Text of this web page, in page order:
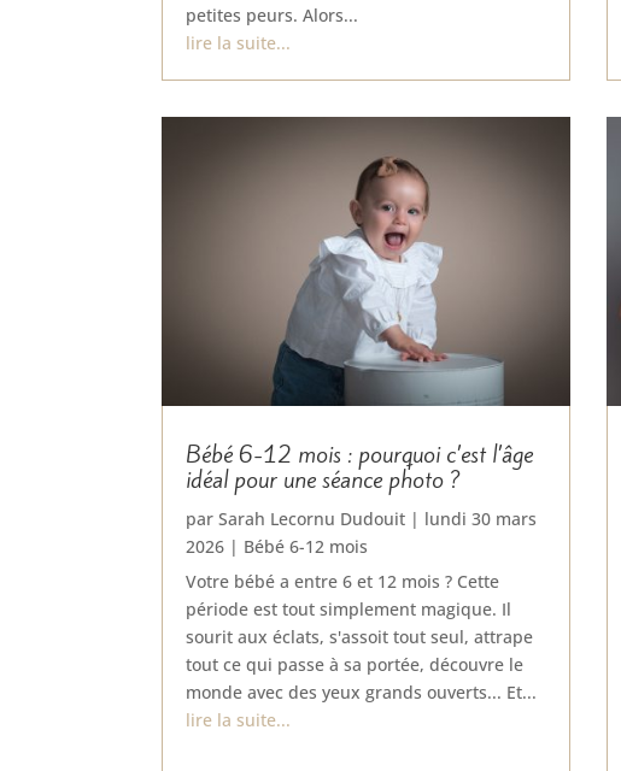
petites peurs. Alors...
lire la suite...
Bébé 6-12 mois : pourquoi c’est l’âge
idéal pour une séance photo ?
parSarah Lecornu Dudouit | lundi 30 mars
2026 | Bébé 6-12 mois
Votre bébé a entre 6 et 12 mois ? Cette
période est tout simplement magique. Il
sourit aux éclats, s'assoit tout seul, attrape
tout ce qui passe à sa portée, découvre le
monde avec des yeux grands ouverts... Et...
lire la suite...